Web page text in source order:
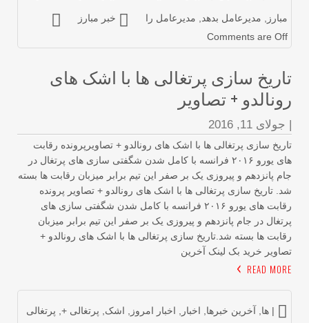
,مدیرعامل بدهد , مدیرعامل را
خبر مبارز
Comments are Off
سازی پرتغالی ها با اشک های
+ تصاویر
جولای 11, 2016
سازی پرتغالی ها با اشک های رونالدو + تصاویرپرونده رقابت
های یورو ۲۰۱۶ فرانسه با کامل شدن شگفتی سازی های پرتغال در
پانزدهم و پیروزی یک بر صفر این تیم برابر میزبان رقابت ها بسته
تاریخ سازی پرتغالی ها با اشک های رونالدو + تصاویر پرونده
رقابت های یورو ۲۰۱۶ فرانسه با کامل شدن شگفتی سازی های
در جام پانزدهم و پیروزی یک بر صفر این تیم برابر میزبان
ها بسته شد.تاریخ سازی پرتغالی ها با اشک های رونالدو +
خرید بک لینک آخرین
READ
آخرین خبرها ,اخبار ,اخبار امروز,اشک ,پرتغالی +,پرتغالی